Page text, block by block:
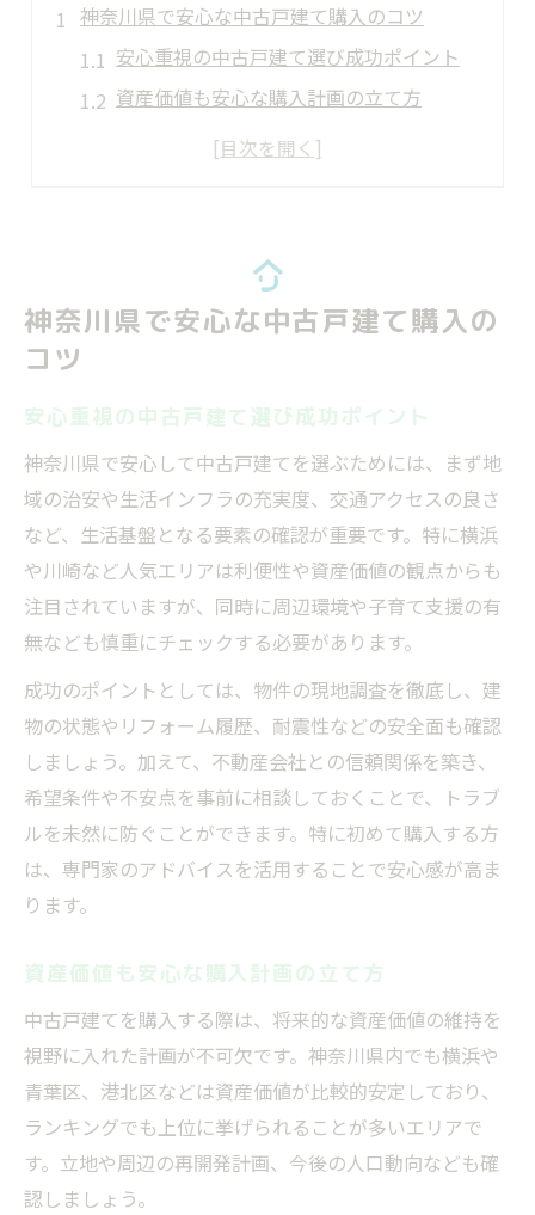
神奈川県で安心な中古戸建て購入のコツ
安心重視の中古戸建て選び成功ポイント
資産価値も安心な購入計画の立て方
中古戸建て購入で安心を得る準備術
中古戸建て選びは安心が決め手の理由
安心を左右する中古戸建て選びの本質
安心な地域選びが資産価値に直結する訳
ランキングで分かる安心な中古戸建て評価
安心感が暮らしやすさに与える影響
将来も安心できる神奈川の中古住宅事情
将来も安心な中古戸建て市場の動向解説
安心な中古住宅の資産価値維持ポイント
中古一戸建てランキングで安心を確認
おすすめ中古物件で将来も安心生活
ランキングで知る神奈川中古戸建ての魅力
安心感が評価される中古戸建てランキング
中古住宅ランキングでわかる安心の理由
おすすめ中古一戸建ての安心ポイント分析
資産価値と安心感両立の選び方を解説
安心と資産価値を両立させる選び方の視点
ランキングで見極める安心な資産価値
おすすめ中古物件で安心感を確保する方法
安心できる住宅の資産価値維持ポイント
中古一戸建てランキングから安心を学ぶ
神奈川県で安心な中古戸建て購入の
コツ
安心重視の中古戸建て選び成功ポイント
神奈川県で安心して中古戸建てを選ぶためには、まず地
域の治安や生活インフラの充実度、交通アクセスの良さ
など、生活基盤となる要素の確認が重要です。特に横浜
や川崎など人気エリアは利便性や資産価値の観点からも
注目されていますが、同時に周辺環境や子育て支援の有
無なども慎重にチェックする必要があります。
成功のポイントとしては、物件の現地調査を徹底し、建
物の状態やリフォーム履歴、耐震性などの安全面も確認
しましょう。加えて、不動産会社との信頼関係を築き、
希望条件や不安点を事前に相談しておくことで、トラブ
ルを未然に防ぐことができます。特に初めて購入する方
は、専門家のアドバイスを活用することで安心感が高ま
ります。
資産価値も安心な購入計画の立て方
中古戸建てを購入する際は、将来的な資産価値の維持を
視野に入れた計画が不可欠です。神奈川県内でも横浜や
青葉区、港北区などは資産価値が比較的安定しており、
ランキングでも上位に挙げられることが多いエリアで
す。立地や周辺の再開発計画、今後の人口動向なども確
認しましょう。